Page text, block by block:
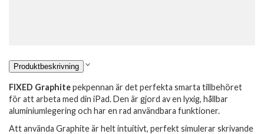
Produktbeskrivning
FIXED Graphitepekpennan är det perfekta smarta tillbehöret
för att arbeta med din iPad. Den är gjord av en lyxig, hållbar
aluminiumlegering och har en rad användbara funktioner.
Att använda Graphite är helt intuitivt, perfekt simulerar skrivande